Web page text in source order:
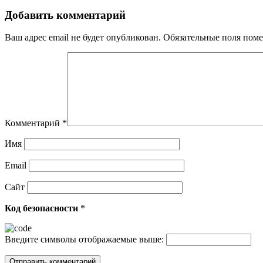
Добавить комментарий
Ваш адрес email не будет опубликован. Обязательные поля
Комментарий *
Имя
Email
Сайт
Код безопасности *
Введите символы отображаемые выше: